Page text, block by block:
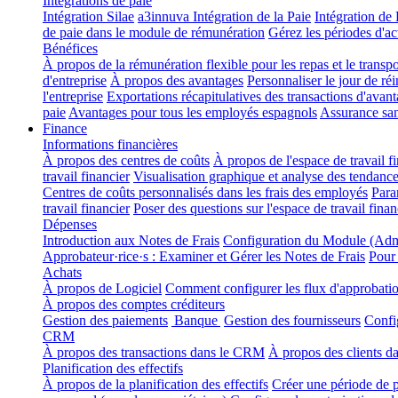
Intégration Silae a3innuva Intégration de la Paie Intégration de
de paie dans le module de rémunération Gérez les périodes
Bénéfices
À propos de la rémunération flexible pour les repas et le
d'entreprise À propos des avantages Personnaliser le jour de
l'entreprise Exportations récapitulatives des transactions
paie Avantages pour tous les employés espagnols Assurance
Finance
Informations financières
À propos des centres de coûts À propos de l'espace de travail
travail financier Visualisation graphique et analyse des
Centres de coûts personnalisés dans les frais des employés
travail financier Poser des questions sur l'espace de travail
Dépenses
Introduction aux Notes de Frais Configuration du Module
Approbateur·rice·s : Examiner et Gérer les Notes de Frais Pour
Achats
À propos de Logiciel Comment configurer les flux
À propos des comptes créditeurs
Gestion des paiements Banque Gestion des fournisseurs
CRM
À propos des transactions dans le CRM À propos des clients
Planification des effectifs
À propos de la planification des effectifs Créer une période de